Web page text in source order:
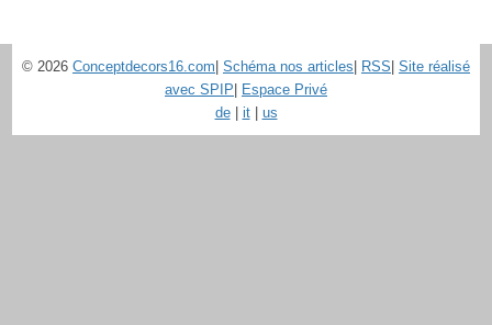
© 2026 Conceptdecors16.com| Schéma nos articles| RSS| Site réalisé
avec SPIP| Espace Privé
de| it| us